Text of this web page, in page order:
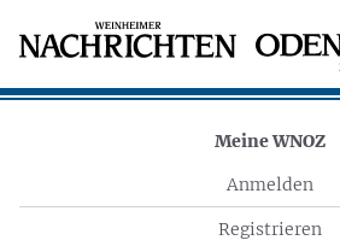
Meine WNOZ
Anmelden
Registrieren